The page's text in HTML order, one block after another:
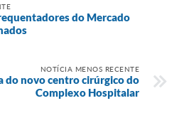
do Mercado
NOTÍCIA MENOS RECENTE
do novo centro cirúrgico do
Complexo Hospitalar